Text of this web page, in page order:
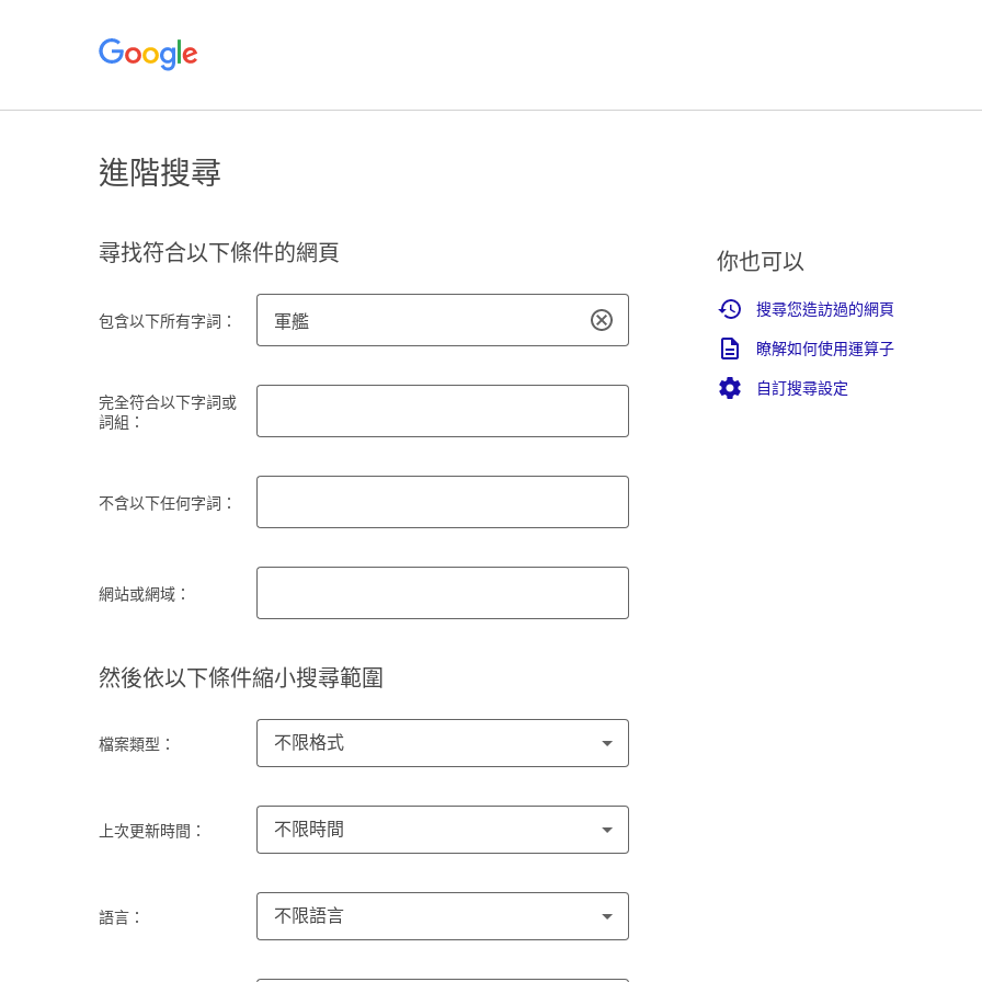
進階搜尋
尋找符合以下條件的網頁
包含以下所有字詞：
完全符合以下字詞或
詞組：
不含以下任何字詞：
網站或網域：
然後依以下條件縮小搜尋範圍
檔案類型： 不限格式
上次更新時間： 不限時間
語言： 不限語言
你也可以
搜尋您造訪過的網頁
瞭解如何使用運算子
自訂搜尋設定